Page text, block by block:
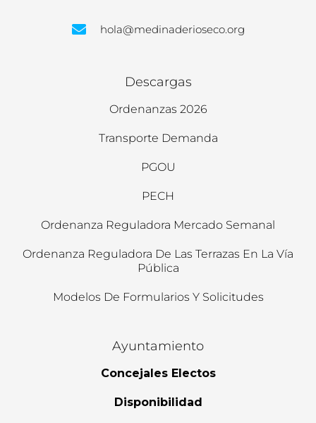
hola@medinaderioseco.org
Descargas
Ordenanzas 2026
Transporte Demanda
PGOU
PECH
Ordenanza Reguladora Mercado Semanal
Ordenanza Reguladora De Las Terrazas En La Vía
Pública
Modelos De Formularios Y Solicitudes
Ayuntamiento
Concejales Electos
Disponibilidad